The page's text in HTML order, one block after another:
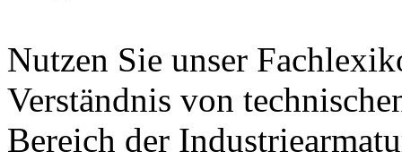
Nutzen Sie unser
Verständnis von
Bereich der